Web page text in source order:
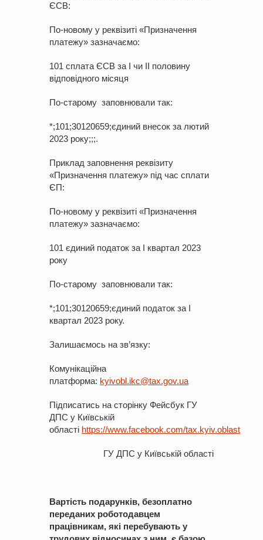
ЄСВ:
По-новому у реквізиті «Призначення
платежу» зазначаємо:
101 сплата ЄСВ за І чи ІІ половину
відповідного місяця
По-старому заповнювали так:
*;101;30120659;єдиний внесок за лютий
2023 року;;;.
Приклад заповнення реквізиту
«Призначення платежу» під час сплати
ЄП:
По-новому у реквізиті «Призначення
платежу» зазначаємо:
101 єдиний податок за І квартал 2023
року
По-старому заповнювали так:
*;101;30120659;єдиний податок за І
квартал 2023 року.
Залишаємось на зв’язку:
Комунікаційна
платформа: kyivobl.ikc@tax.gov.ua
Підписатись на сторінку Фейсбук ГУ
ДПС у Київській
області https://www.facebook.com/tax.kyiv.oblast
ГУ ДПС у Київській області
Вартість подарунків, безоплатно
переданих роботодавцем
працівникам, які перебувають у